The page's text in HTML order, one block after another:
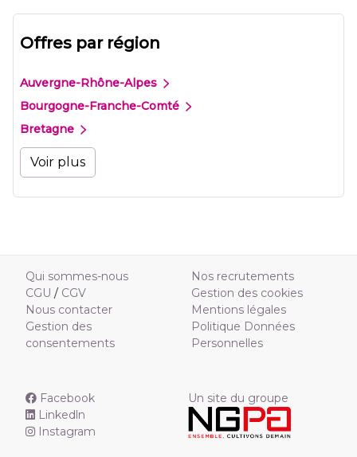
Offres par région
Auvergne-Rhône-Alpes
Bourgogne-Franche-Comté
Bretagne
Voir plus
Qui sommes-nous
CGU / CGV
Nous contacter
Gestion des
consentements
Nos recrutements
Gestion des cookies
Mentions légales
Politique Données
Personnelles
Facebook
Linkedln
Instagram
Un site du groupe